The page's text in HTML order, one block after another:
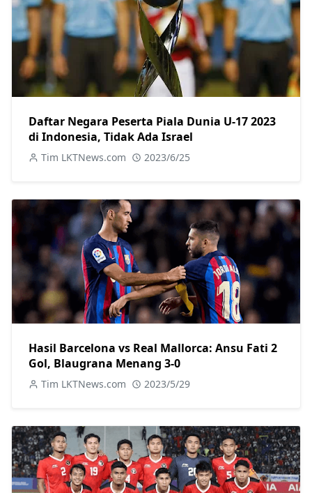
Daftar Negara Peserta Piala Dunia U-17 2023
di Indonesia, Tidak Ada Israel
Tim LKTNews.com 2023/6/25
Hasil Barcelona vs Real Mallorca: Ansu Fati 2
Gol, Blaugrana Menang 3-0
Tim LKTNews.com 2023/5/29